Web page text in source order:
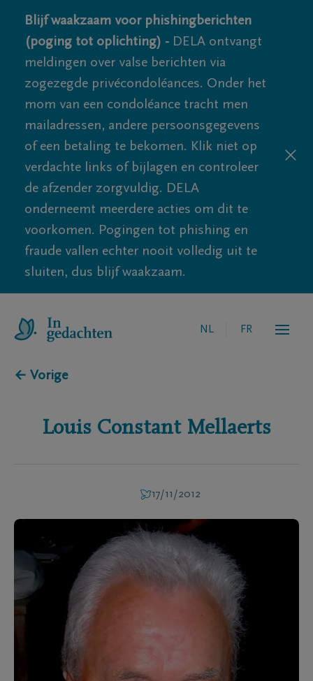
Blijf waakzaam voor phishingberichten
(poging tot oplichting) - DELA ontvangt
meldingen over valse berichten via
zogezegde privécondoléances. Onder het
mom van een condoléance tracht men
mailadressen, andere persoonsgegevens
of een betaling te bekomen. Klik niet op
verdachte links of bijlagen en controleer
de afzender zorgvuldig. DELA
onderneemt meerdere acties om dit te
voorkomen. Pogingen tot phishing en
fraude vallen echter nooit volledig uit te
sluiten, dus blijf waakzaam.
NL FR
← Vorige
Louis Constant Mellaerts
17/11/2012